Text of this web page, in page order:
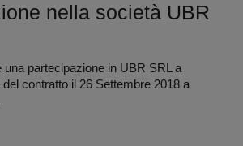
nella società UBR
una partecipazione in UBR SRL a
contratto il 26 Settembre 2018 a